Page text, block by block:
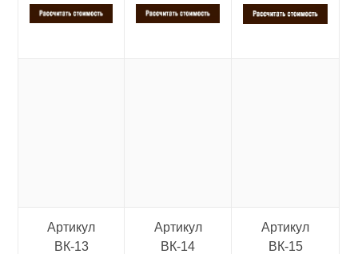
Артикул
ВК-13
Артикул
ВК-14
Артикул
ВК-15